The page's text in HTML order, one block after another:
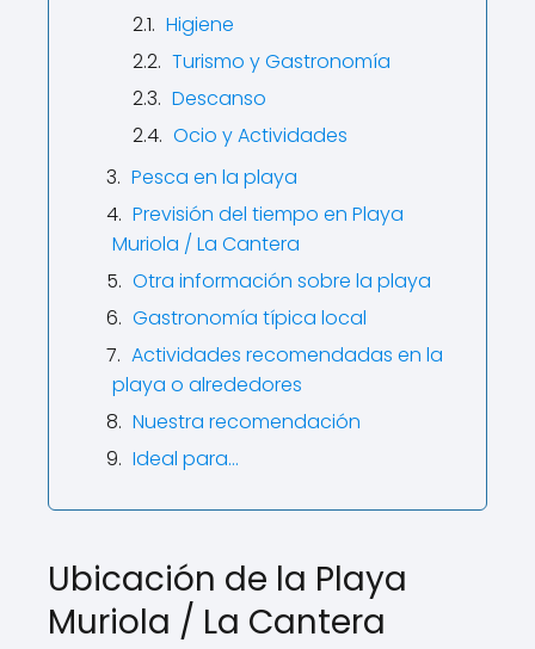
Higiene
Turismo y Gastronomía
Descanso
Ocio y Actividades
Pesca en la playa
Previsión del tiempo en Playa
Muriola / La Cantera
Otra información sobre la playa
Gastronomía típica local
Actividades recomendadas en la
playa o alrededores
Nuestra recomendación
Ideal para…
Ubicación de la Playa
Muriola / La Cantera